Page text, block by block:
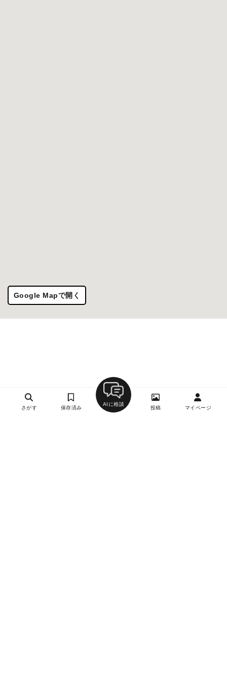
Google Mapで開く
さがす 保存済み
AIに相談
投稿 マイページ